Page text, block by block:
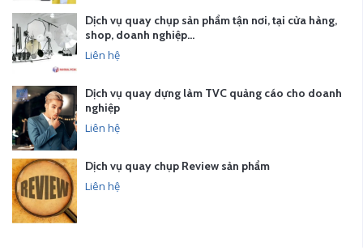
Dịch vụ quay chụp sản phẩm tận nơi, tại cửa hàng,
shop, doanh nghiệp…
Liên hệ
Dịch vụ quay dựng làm TVC quảng cáo cho doanh
nghiệp
Liên hệ
Dịch vụ quay chụp Review sản phẩm
Liên hệ